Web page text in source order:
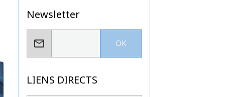
Newsletter
OK
LIENS DIRECTS